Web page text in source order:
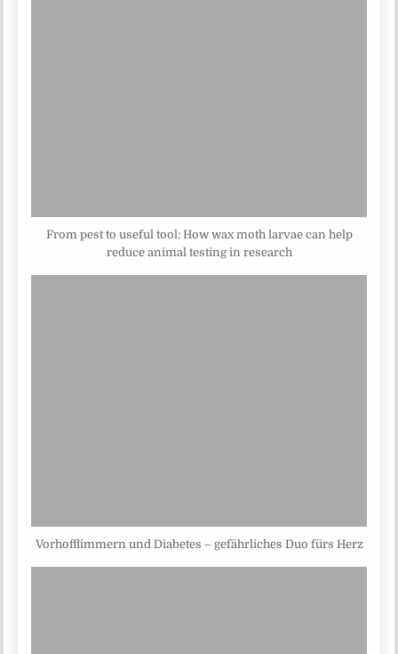
From pest to useful tool: How wax moth larvae can help
reduce animal testing in research
Vorhofflimmern und Diabetes – gefährliches Duo fürs Herz